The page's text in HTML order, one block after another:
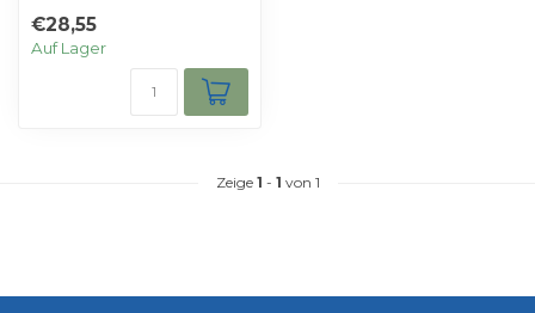
die sich auf die...
€28,55
Auf Lager
Zeige 1 - 1 von 1